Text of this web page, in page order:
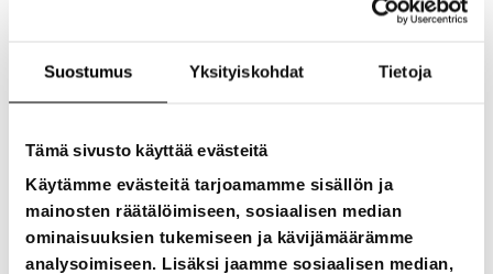
Suostumus Yksityiskohdat Tietoja
Tämä sivusto käyttää evästeitä
Käytämme evästeitä tarjoamamme sisällön ja
mainosten räätälöimiseen, sosiaalisen median
ominaisuuksien tukemiseen ja kävijämäärämme
analysoimiseen. Lisäksi jaamme sosiaalisen median,